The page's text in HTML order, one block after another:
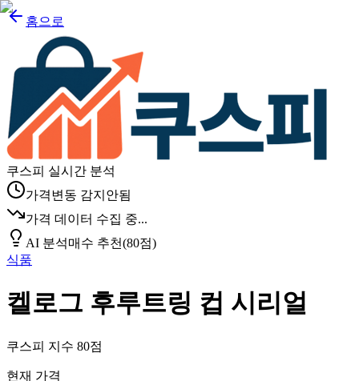
홈으로
쿠스피 실시간 분석
가격변동 감지안됨
가격 데이터 수집 중...
AI 분석매수 추천(80점)
식품
켈로그 후루트링 컵 시리얼
쿠스피 지수 80점
현재 가격